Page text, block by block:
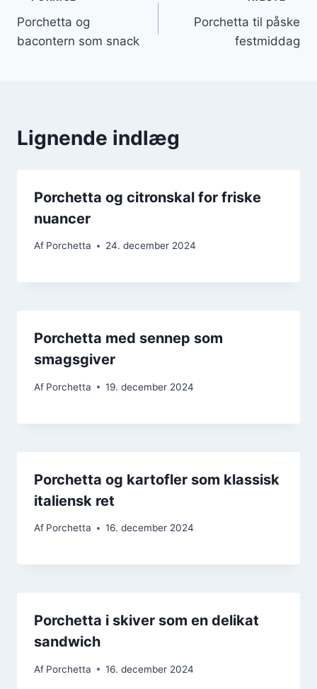
Porchetta og
bacontern som snack
Porchetta til påske
festmiddag
Lignende indlæg
Porchetta og citronskal for friske
nuancer
Af Porchetta 24. december 2024
Porchetta med sennep som
smagsgiver
Af Porchetta 19. december 2024
Porchetta og kartofler som klassisk
italiensk ret
Af Porchetta 16. december 2024
Porchetta i skiver som en delikat
sandwich
Af Porchetta 16. december 2024